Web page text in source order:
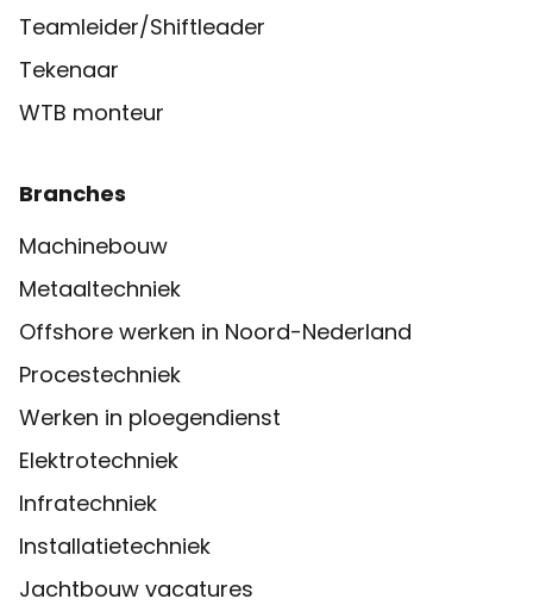
Teamleider/Shiftleader
Tekenaar
WTB monteur
Branches
Machinebouw
Metaaltechniek
Offshore werken in Noord-Nederland
Procestechniek
Werken in ploegendienst
Elektrotechniek
Infratechniek
Installatietechniek
Jachtbouw vacatures